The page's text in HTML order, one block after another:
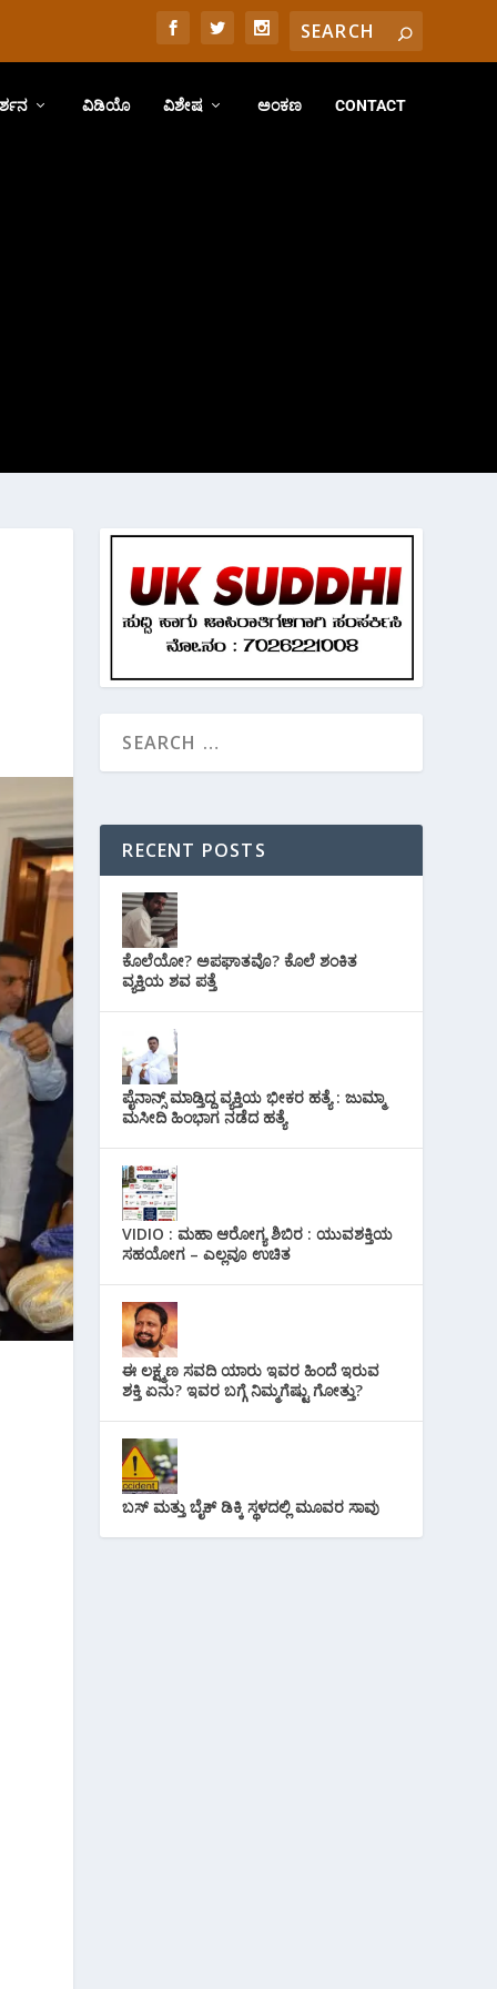
ವಿಡಿಯೊ ವಿಶೇಷ ಅಂಕಣ CONTACT
RECENT POSTS
ಕೊಲೆಯೋ? ಅಪಘಾತವೊ? ಕೊಲೆ ಶಂಕಿತ
ವ್ಯಕ್ತಿಯ ಶವ ಪತ್ತೆ
ಪೈನಾನ್ಸ್ ಮಾಡ್ತಿದ್ದ ವ್ಯಕ್ತಿಯ ಭೀಕರ‌ ಹತ್ಯೆ : ಜುಮ್ಮಾ
ಮಸೀದಿ ಹಿಂಭಾಗ ನಡೆದ ಹತ್ಯೆ
VIDIO : ಮಹಾ ಆರೋಗ್ಯ ಶಿಬಿರ : ಯುವಶಕ್ತಿಯ
ಸಹಯೋಗ – ಎಲ್ಲವೂ ಉಚಿತ
ಈ ಲಕ್ಷ್ಮಣ ಸವದಿ ಯಾರು ಇವರ ಹಿಂದೆ ಇರುವ
ಶಕ್ತಿ ಏನು? ಇವರ ಬಗ್ಗೆ ನಿಮ್ಮಗೆಷ್ಟು ಗೋತ್ತು?
ಬಸ್ ಮತ್ತು ಬೈಕ್ ಡಿಕ್ಕಿ ಸ್ಥಳದಲ್ಲಿ ಮೂವರ ಸಾವು